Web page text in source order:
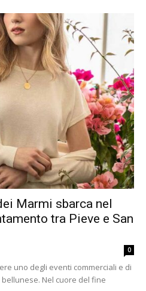
Marmi sbarca nel
tra Pieve e San
0
uno degli eventi commerciali e di
Nel cuore del fine